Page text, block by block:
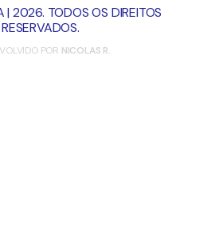
| 2026. TODOS OS DIREITOS
RESERVADOS.
POR NICOLAS R.